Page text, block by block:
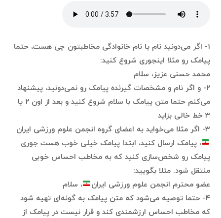
۱- اگر می‌دونید نام یا نام خانوادگی مخاطبتون چی هست، حتما
پیامک رو مثلا اینجوری شروع کنید:
محمد حسنی عزیز، سلام
۲- و اگر نام و مشخصات گیرنده پیامک رو نمی‌دونید، پیشنهاد
می‌کنم حتما متن پیامک با سلام شروع کنید و بعد از اون ۲ یا
۳ خط خالی بزاید
۳- اگر مثلا می‌خواید به اعضای گروه انجمن علوم ورزشی ایران
، پیامک ارسال کنید، ابتدا پیامک خیلی خوب هست جوری
پیامک رو شخص‌سازی کنید که به مخاطب احساس خوبی
منتقل شود. مثلا بگویید:
عضو محترم انجمن علوم ورزشی ایران
، سلام
۴- حتما توصیه می‌شود که متن پیامک به گونه‌ای تهیه شود
که مخاطب احساس ارزشمندی کند و قرار نیست در پیامک از